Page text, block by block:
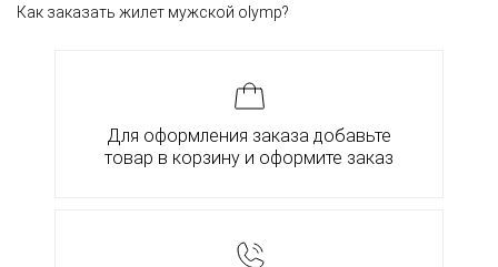
Как заказать жилет мужской olymp?
Для оформления заказа добавьте
товар в корзину и оформите заказ